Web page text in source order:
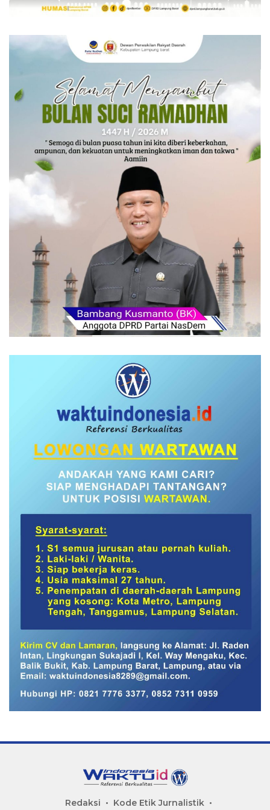
Redaksi Kode Etik Jurnalistik